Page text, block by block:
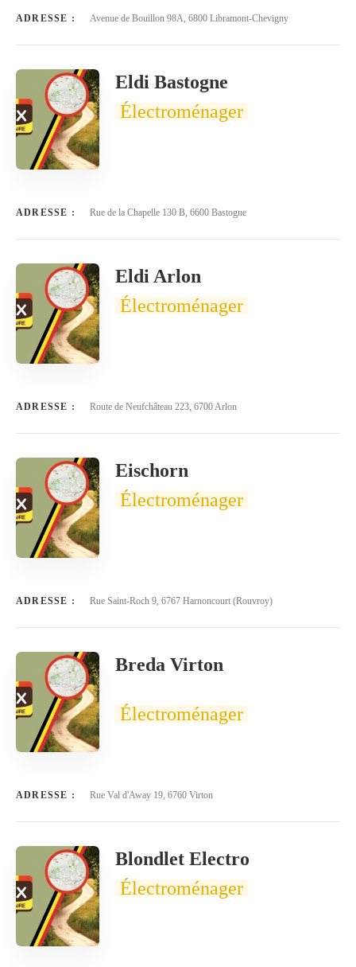
ADRESSE : Avenue de Bouillon 98A, 6800 Libramont-Chevigny
Eldi Bastogne
Électroménager
ADRESSE : Rue de la Chapelle 130 B, 6600 Bastogne
Eldi Arlon
Électroménager
ADRESSE : Route de Neufchâteau 223, 6700 Arlon
Eischorn
Électroménager
ADRESSE : Rue Saint-Roch 9, 6767 Harnoncourt (Rouvroy)
Breda Virton
Électroménager
ADRESSE : Rue Val d'Away 19, 6760 Virton
Blondlet Electro
Électroménager